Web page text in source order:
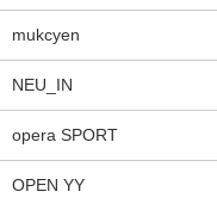
mukcyen
NEU_IN
opera SPORT
OPEN YY